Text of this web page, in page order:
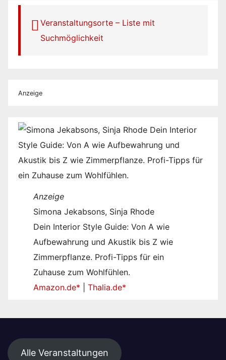
Veranstaltungsorte – Liste mit
Suchmöglichkeit
Anzeige
Anzeige
Simona Jekabsons, Sinja Rhode
Dein Interior Style Guide: Von A wie
Aufbewahrung und Akustik bis Z wie
Zimmerpflanze. Profi-Tipps für ein
Zuhause zum Wohlfühlen.
Amazon.de* |Thalia.de*
Alle Veranstaltungen